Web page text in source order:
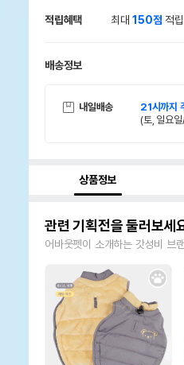
적립혜택 최대150점 적립
배송정보
내일배송 21시까지
(토, 일요
상품정보
관련 기획전을 둘러보세
어바웃펫이 소개하는 갓성비 브